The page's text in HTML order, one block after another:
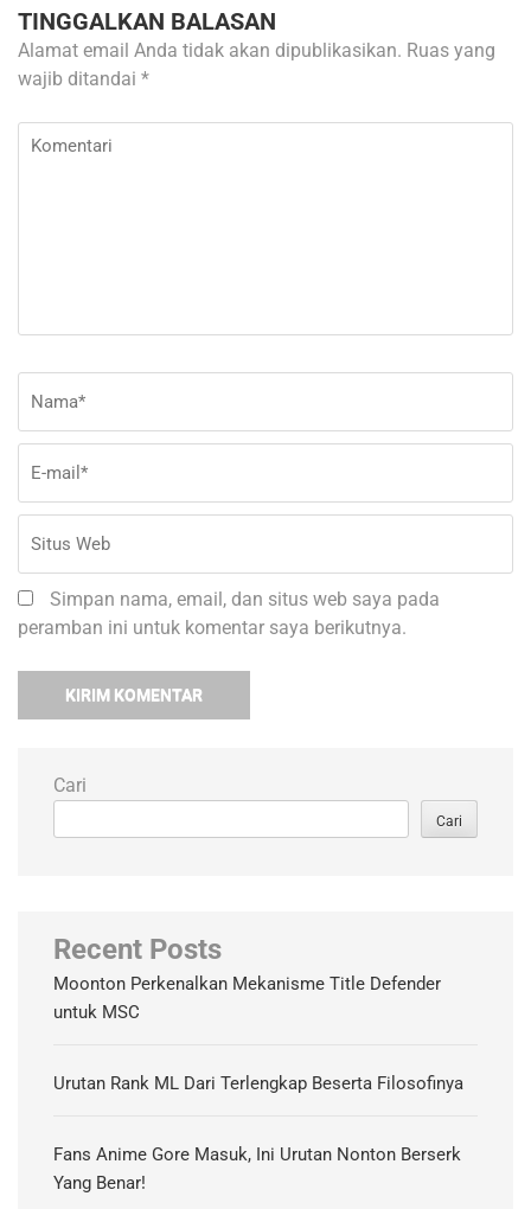
TINGGALKAN BALASAN
Alamat email Anda tidak akan dipublikasikan. Ruas yang
wajib ditandai *
Komentari
Simpan nama, email, dan situs web saya pada
peramban ini untuk komentar saya berikutnya.
Cari
Cari
Recent Posts
Moonton Perkenalkan Mekanisme Title Defender
untuk MSC
Urutan Rank ML Dari Terlengkap Beserta Filosofinya
Fans Anime Gore Masuk, Ini Urutan Nonton Berserk
Yang Benar!